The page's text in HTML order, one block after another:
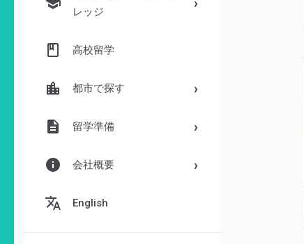
レッジ
高校留学
都市で探す
留学準備
会社概要
English